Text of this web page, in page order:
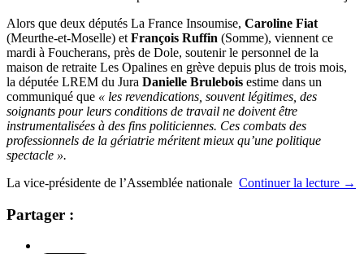
Alors que deux députés La France Insoumise, Caroline Fiat
(Meurthe-et-Moselle) et François Ruffin (Somme), viennent ce
mardi à Foucherans, près de Dole, soutenir le personnel de la
maison de retraite Les Opalines en grève depuis plus de trois mois,
la députée LREM du Jura Danielle Brulebois estime dans un
communiqué que « les revendications, souvent légitimes, des
soignants pour leurs conditions de travail ne doivent être
instrumentalisées à des fins politiciennes. Ces combats des
professionnels de la gériatrie méritent mieux qu’une politique
spectacle ».
La vice-présidente de l’Assemblée nationale Continuer la lecture →
Partager :